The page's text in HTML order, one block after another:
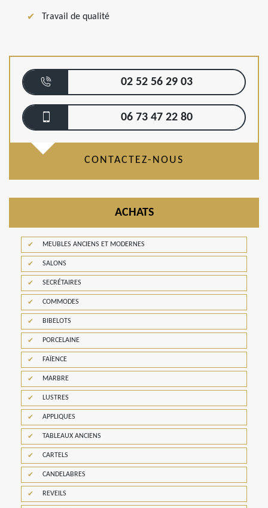
Travail de qualité
02 52 56 29 03
06 73 47 22 80
CONTACTEZ-NOUS
ACHATS
MEUBLES ANCIENS ET MODERNES
SALONS
SECRÉTAIRES
COMMODES
BIBELOTS
PORCELAINE
FAÏENCE
MARBRE
LUSTRES
APPLIQUES
TABLEAUX ANCIENS
CARTELS
CANDELABRES
REVEILS